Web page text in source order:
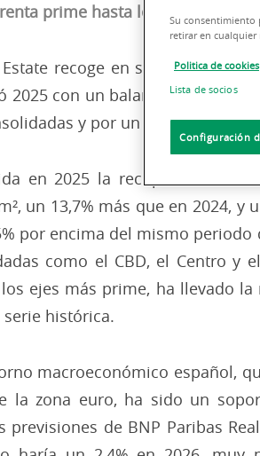
prime hasta los 32 €/m²/
Estate recoge en su último
2025 con un balance muy
y por un nuevo
en 2025 la recuperación del
un 13,7% más que en 2024,
por encima del mismo
como el CBD, el Centro y
ejes más prime, ha llevado
histórica.
macroeconómico español,
la zona euro, ha sido un
previsiones de BNP Paribas
Su consentimiento
retirar en
Politica de cookies
Lista de socios
Configuración